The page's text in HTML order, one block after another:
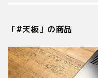
「#天板」の商品